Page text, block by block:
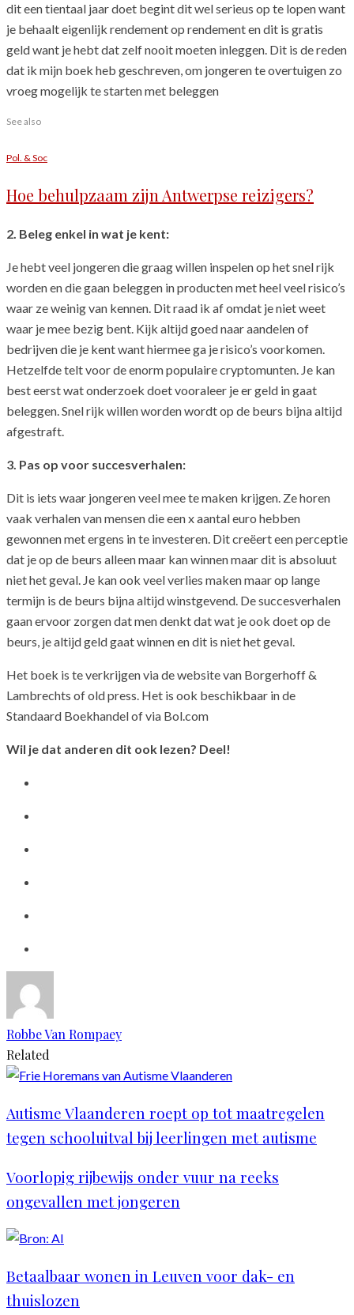
dit een tientaal jaar doet begint dit wel serieus op te lopen want
je behaalt eigenlijk rendement op rendement en dit is gratis
geld want je hebt dat zelf nooit moeten inleggen. Dit is de reden
dat ik mijn boek heb geschreven, om jongeren te overtuigen zo
vroeg mogelijk te starten met beleggen
See also
Pol. & Soc
Hoe behulpzaam zijn Antwerpse reizigers?
2. Beleg enkel in wat je kent:
Je hebt veel jongeren die graag willen inspelen op het snel rijk
worden en die gaan beleggen in producten met heel veel risico’s
waar ze weinig van kennen. Dit raad ik af omdat je niet weet
waar je mee bezig bent. Kijk altijd goed naar aandelen of
bedrijven die je kent want hiermee ga je risico’s voorkomen.
Hetzelfde telt voor de enorm populaire cryptomunten. Je kan
best eerst wat onderzoek doet vooraleer je er geld in gaat
beleggen. Snel rijk willen worden wordt op de beurs bijna altijd
afgestraft.
3. Pas op voor succesverhalen:
Dit is iets waar jongeren veel mee te maken krijgen. Ze horen
vaak verhalen van mensen die een x aantal euro hebben
gewonnen met ergens in te investeren. Dit creëert een perceptie
dat je op de beurs alleen maar kan winnen maar dit is absoluut
niet het geval. Je kan ook veel verlies maken maar op lange
termijn is de beurs bijna altijd winstgevend. De succesverhalen
gaan ervoor zorgen dat men denkt dat wat je ook doet op de
beurs, je altijd geld gaat winnen en dit is niet het geval.
Het boek is te verkrijgen via de website van Borgerhoff &
Lambrechts of old press. Het is ook beschikbaar in de
Standaard Boekhandel of via Bol.com
Wil je dat anderen dit ook lezen? Deel!
Robbe Van Rompaey
Related
Autisme Vlaanderen roept op tot maatregelen
tegen schooluitval bij leerlingen met autisme
Voorlopig rijbewijs onder vuur na reeks
ongevallen met jongeren
Betaalbaar wonen in Leuven voor dak- en
thuislozen